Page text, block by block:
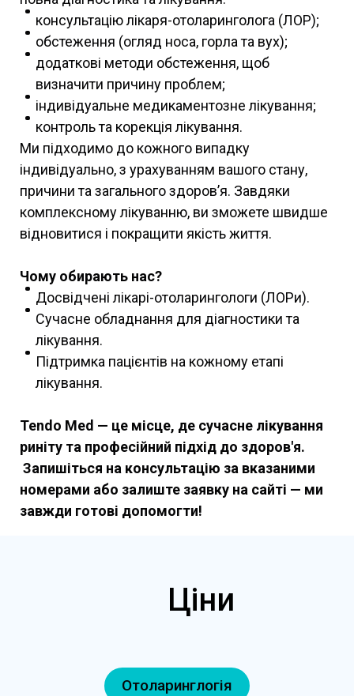
консультацію лікаря-отоларинголога (ЛОР);
обстеження (огляд носа, горла та вух);
додаткові методи обстеження, щоб
визначити причину проблем;
індивідуальне медикаментозне лікування;
контроль та корекція лікування.
Ми підходимо до кожного випадку
індивідуально, з урахуванням вашого стану,
причини та загального здоров’я. Завдяки
комплексному лікуванню, ви зможете швидше
відновитися і покращити якість життя.
Чому обирають нас?
Досвідчені лікарі-отоларингологи (ЛОРи).
Сучасне обладнання для діагностики та
лікування.
Підтримка пацієнтів на кожному етапі
лікування.
Tendo Med — це місце, де сучасне лікування
риніту та професійний підхід до здоров'я.
Запишіться на консультацію за вказаними
номерами або залиште заявку на сайті — ми
завжди готові допомогти!
Ціни
Отоларинглогія